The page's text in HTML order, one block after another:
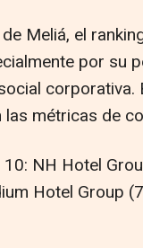
Meliá, el
por su
métricas de
NH Hotel
Hotel Group